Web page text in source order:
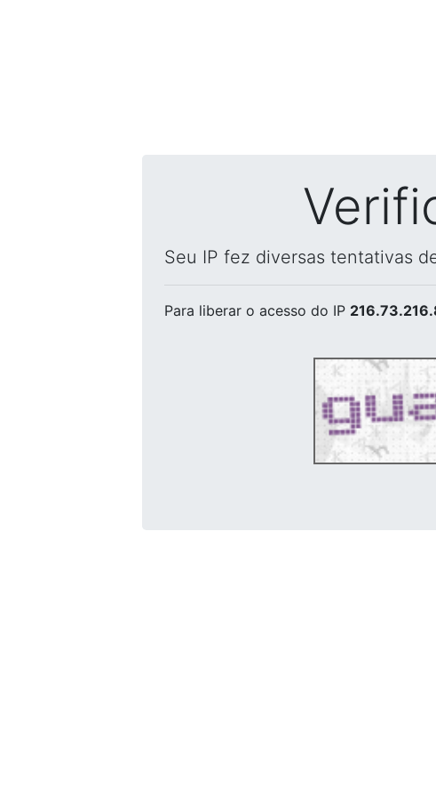
Seu IP fez diversas tentativas
Para liberar o acesso do IP